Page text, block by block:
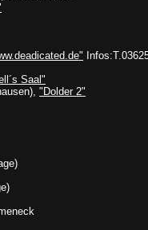
Saal"
"Dolder 2"